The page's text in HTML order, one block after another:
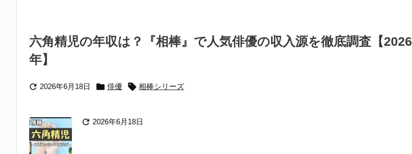
六角精児の年収は？『相棒』で人気俳優の収入源を徹底調査【2026
年】
 2026年6月18日  俳優  相棒シリーズ
 2026年6月18日